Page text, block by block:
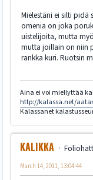
Mielestäni ei silti pidä
omenia on joka
uistelijoita, mutta
mutta joillain on niin
rankka kuri. Ruotsin
Aina ei voi miellyttää
http://kalassa.net/
Kalassanet
KALIKKA
March 14, 2011, 13:04:44